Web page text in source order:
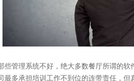
管理系统不好，绝大多数餐厅所谓的软
最多承担培训工作不到位的连带责任，